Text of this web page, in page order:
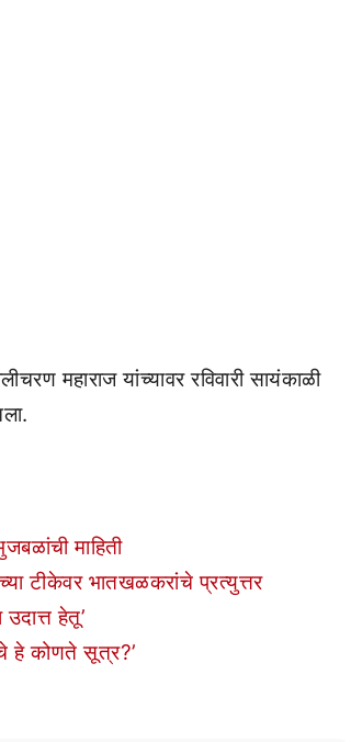
महाराज यांच्यावर रविवारी सायंकाळी
माहिती
टीकेवर भातखळकरांचे प्रत्युत्तर
हेतू’
हे कोणते सूत्र?’